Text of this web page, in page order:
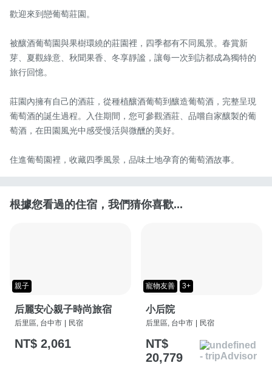
歡迎來到戀葡萄莊園。
被釀酒葡萄園與果樹環繞的莊園裡，四季都有不同風景。春賞新
芽、夏觀綠意、秋聞果香、冬享靜謐，讓每一次到訪都成為獨特的
旅行回憶。
莊園內擁有自己的酒莊，從種植釀酒葡萄到釀造葡萄酒，完整呈現
葡萄酒的誕生過程。入住期間，您可參觀酒莊、品嚐自家釀製的葡
萄酒，在田園風光中感受慢活與微醺的美好。
住進葡萄園裡，收藏四季風景，品味土地孕育的葡萄酒故事。
根據您看過的住宿，我們猜你喜歡...
親子
后麗安心親子時尚旅宿
后里區, 台中市 民宿
NT$ 2,061
寵物友善 3+
小后院
后里區, 台中市 民宿
NT$
20,779